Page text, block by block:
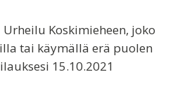
Koskimieheen, joko
tai käymällä erä puolen
15.10.2021